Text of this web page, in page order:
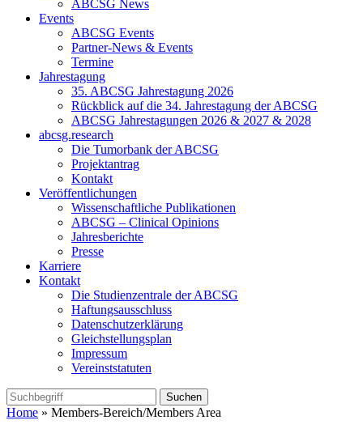
ABCSG News
Events
ABCSG Events
Partner-News & Events
Termine
Jahrestagung
35. ABCSG Jahrestagung 2026
Rückblick auf die 34. Jahrestagung der ABCSG
ABCSG Jahrestagungen 2026 & 2027 & 2028
abcsg.research
Die Tumorbank der ABCSG
Projektantrag
Kontakt
Veröffentlichungen
Wissenschaftliche Publikationen
ABCSG – Clinical Opinions
Jahresberichte
Presse
Karriere
Kontakt
Die Studienzentrale der ABCSG
Haftungsausschluss
Datenschutzerklärung
Gleichstellungsplan
Impressum
Vereinststatuten
Home » Members-Bereich/Members Area